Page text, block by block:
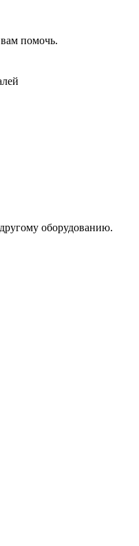
помочь.
оборудованию.